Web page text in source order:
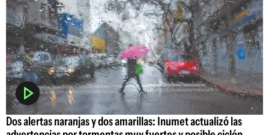
Dos alertas naranjas y dos amarillas: Inumet actualizó las